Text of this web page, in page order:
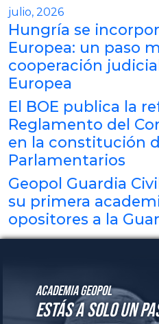
julio, 2026
Hungría se
Europea: un paso
cooperación
Europea
El BOE publica la
Reglamento del
en la constitución
Parlamentarios
Geopol Guardia
su primera
opositores a la
Academia GeoPol
Estás a solo un